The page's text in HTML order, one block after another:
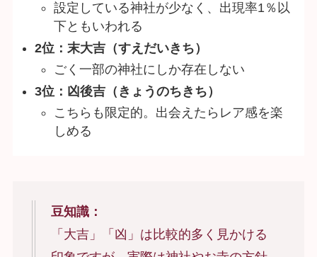
設定している神社が少なく、出現率1％以
下ともいわれる
2位：末大吉（すえだいきち）
ごく一部の神社にしか存在しない
3位：凶後吉（きょうのちきち）
こちらも限定的。出会えたらレア感を楽
しめる
豆知識：
「大吉」「凶」は比較的多く見かける